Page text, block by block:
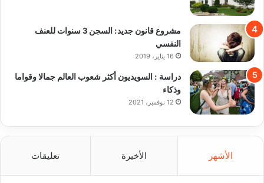
مشروع قانون جديد: السجن 3 سنوات للعنف
النفسي
16 يناير، 2019
دراسة : السويديون أكثر شعوب العالم جمالا وقواما
وذكاء
12 نوفمبر، 2021
الأشهر الأخيرة تعليقات